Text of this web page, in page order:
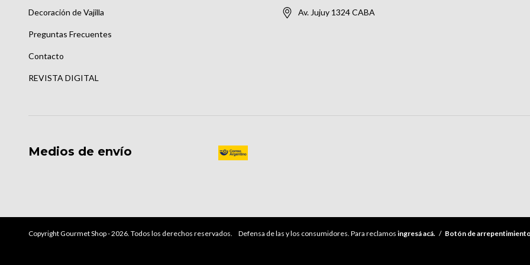
Decoración de Vajilla
Preguntas Frecuentes
Contacto
REVISTA DIGITAL
Av. Jujuy 1324 CABA
Medios de envío
Copyright Gourmet Shop - 2026. Todos los derechos reservados. Defensa de las y los consumidores. Para reclamos ingresá acá. / Botón de